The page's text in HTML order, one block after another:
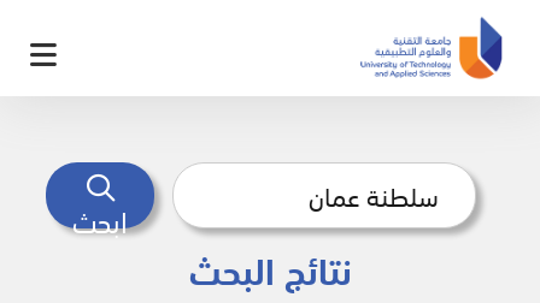
ابحث
نتائج البحث